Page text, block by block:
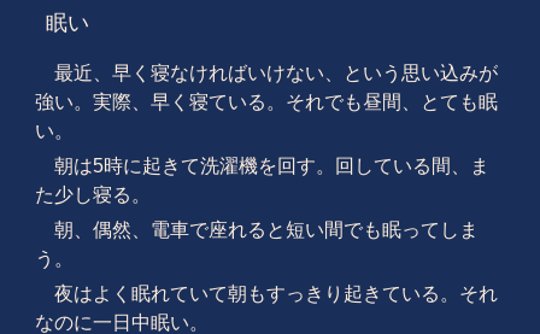
眠い
最近、早く寝なければいけない、という思い込みが
強い。実際、早く寝ている。それでも昼間、とても眠
い。
朝は5時に起きて洗濯機を回す。回している間、ま
た少し寝る。
朝、偶然、電車で座れると短い間でも眠ってしま
う。
夜はよく眠れていて朝もすっきり起きている。それ
なのに一日中眠い。